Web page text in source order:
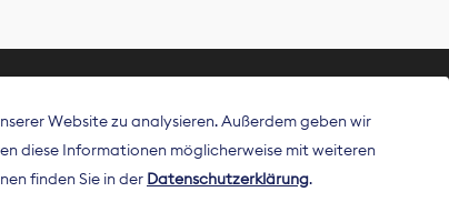
in
Website zu analysieren. Außerdem geben wir
diese Informationen möglicherweise mit weiteren
finden Sie in der Datenschutzerklärung.